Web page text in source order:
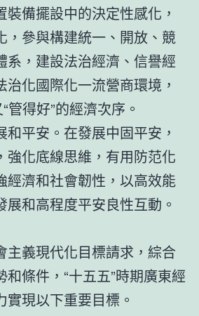
備擺設中的決定性感化，
，參與構建統一、開放、競
系，建設法治經濟、信譽經
化國際化一流營商環境，
管得好”的經濟次序。
平安。在發展中固平安，
強化底線思維，有用防范化
經濟和社會韌性，以高效能
展和高程度平安良性互動。
主義現代化目標請求，綜合
條件，“十五五”時期廣東經
現以下重要目標。